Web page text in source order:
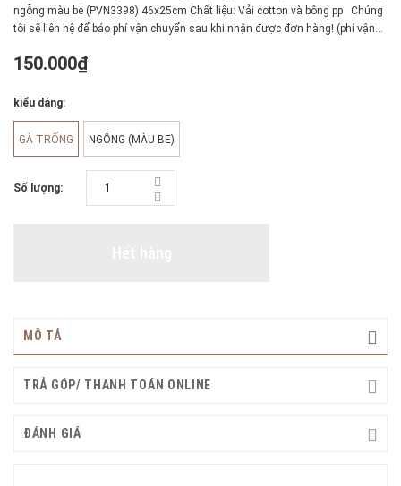
ngỗng màu be (PVN3398) 46x25cm Chất liệu: Vải cotton và bông pp Chúng
tôi sẽ liên hệ để báo phí vận chuyển sau khi nhận được đơn hàng! (phí vận...
150.000₫
kiểu dáng:
GÀ TRỐNG NGỖNG (MÀU BE)
Số lượng:
MÔ TẢ
TRẢ GÓP/ THANH TOÁN ONLINE
ĐÁNH GIÁ